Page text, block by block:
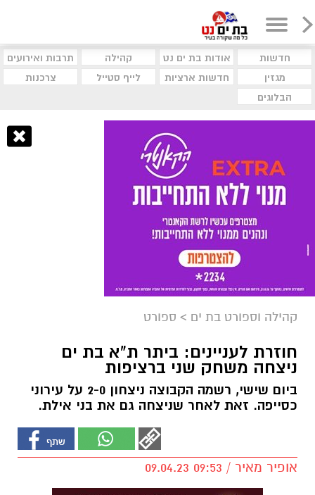
חדשות אודות בת ים נט קהילה
תרבות ואירועים
מגזין
חדשות ארציות לייף סטייל
צרכנות
הבלוגים
קהילה וספורט בת ים > ספורט
חוזרת לעניינים: ביתר ת"א בת ים
ניצחה משחק שני ברציפות
ביום שישי, רשמה הקבוצה ניצחון 2-0 על עירוני
כסייפה. זאת לאחר שניצחה גם את בני אילת.
אופיר מאיר / 09:53 09.04.23